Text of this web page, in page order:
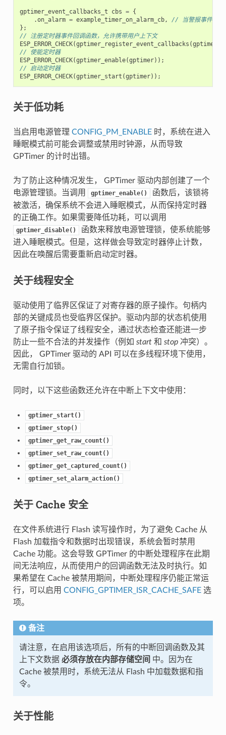
gptimer_event_callbacks_t cbs = {
.on_alarm = example_timer_on_alarm_cb,
// 当警报事件发生
};
// 注册定时器事件回调函数，允许携带用户上下文
ESP_ERROR_CHECK(gptimer_register_event_callbacks (gptimer
// 使能定时器
ESP_ERROR_CHECK(gptimer_enable(gptimer));
// 启动定时器
ESP_ERROR_CHECK(gptimer_start (gptimer));
关于低功耗
当启用电源管理 CONFIG_PM_ENABLE时，系统在进入
睡眠模式前可能会调整或禁用时钟源，从而导致
GPTimer 的计时出错。
为了防止这种情况发生， GPTimer 驱动内部创建了一个
电源管理锁。当调用
gptimer_enable()
函数后，该锁将
被激活，确保系统不会进入睡眠模式，从而保持定时器
的正确工作。如果需要降低功耗，可以调用
gptimer_disable()
函数来释放电源管理锁，使系统能够
进入睡眠模式。但是，这样做会导致定时器停止计数，
因此在唤醒后需要重新启动定时器。
关于线程安全
驱动使用了临界区保证了对寄存器的原子操作。句柄内
部的关键成员也受临界区保护。驱动内部的状态机使用
了原子指令保证了线程安全，通过状态检查还能进一步
防止一些不合法的并发操作（例如 start和 stop冲突）。
因此， GPTimer 驱动的 API 可以在多线程环境下使用，
无需自行加锁。
同时，以下这些函数还允许在中断上下文中使用：
gptimer_start()
gptimer_stop()
gptimer_get_raw_count()
gptimer_set_raw_count()
gptimer_get_captured_count()
gptimer_set_alarm_action()
关于 Cache 安全
在文件系统进行 Flash 读写操作时，为了避免 Cache 从
Flash 加载指令和数据时出现错误，系统会暂时禁用
Cache 功能。这会导致 GPTimer 的中断处理程序在此期
间无法响应，从而使用户的回调函数无法及时执行。如
果希望在 Cache 被禁用期间，中断处理程序仍能正常运
行，可以启用 CONFIG_GPTIMER_ISR_CACHE_SAFE选
项。
备注
请注意，在启用该选项后，所有的中断回调函数及其
上下文数据 必须存放在内部存储空间 中。因为在
Cache 被禁用时，系统无法从 Flash 中加载数据和指
令。
关于性能